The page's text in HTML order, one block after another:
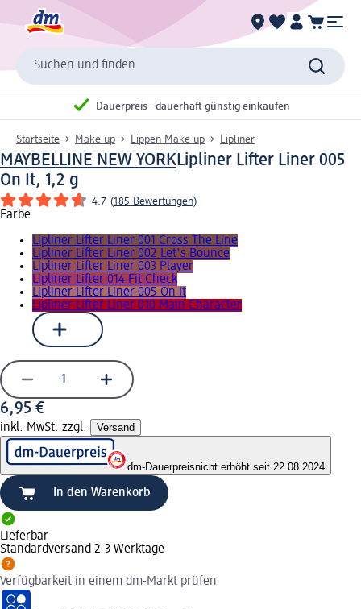
Suchen und finden
Dauerpreis - dauerhaft günstig einkaufen
Startseite Make-up Lippen Make-up Lipliner
MAYBELLINE NEW YORKLipliner Lifter Liner 005
On It, 1,2 g
4.7 (185 Bewertungen)
Farbe
Lipliner Lifter Liner 001 Cross The Line
Lipliner Lifter Liner 002 Let's Bounce
Lipliner Lifter Liner 003 Player
Lipliner Lifter 014 Fit Check
Lipliner Lifter Liner 005 On It
Lipliner Lifter Liner 010 Main Character
6,95 €
inkl. MwSt. zzgl. Versand
dm-Dauerpreisnicht erhöht seit 22.08.2024
In den Warenkorb
Lieferbar
Standardversand 2-3 Werktage
Verfügbarkeit in einem dm-Markt prüfen